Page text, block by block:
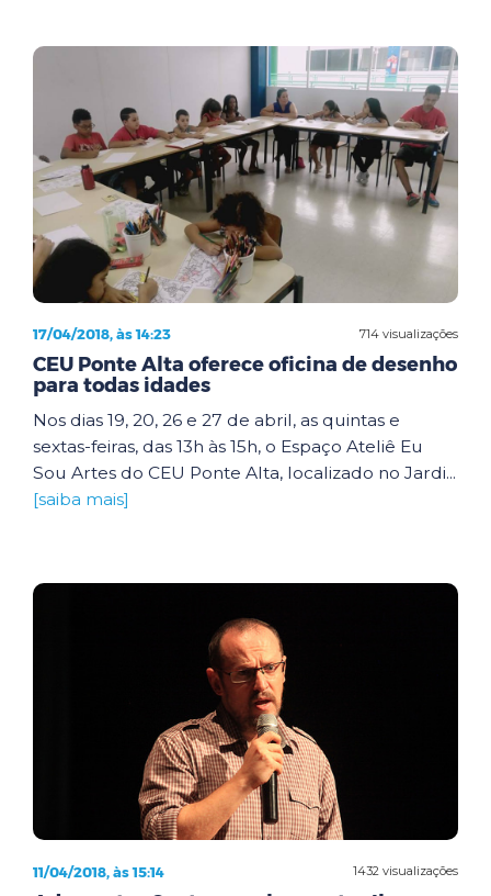
714 visualizações
17/04/2018, às 14:23
CEU Ponte Alta oferece oficina de desenho
para todas idades
Nos dias 19, 20, 26 e 27 de abril, as quintas e
sextas-feiras, das 13h às 15h, o Espaço Ateliê Eu
Sou Artes do CEU Ponte Alta, localizado no Jardi...
[saiba mais]
1432 visualizações
11/04/2018, às 15:14